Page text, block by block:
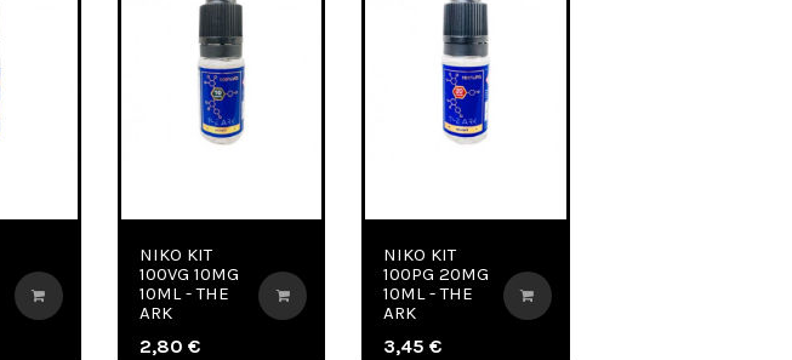
NIKO KIT
100VG 10MG
10ML - THE
ARK
2,80 €
NIKO KIT
100PG 20MG
10ML - THE
ARK
3,45 €